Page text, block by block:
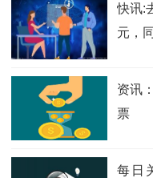
快讯:
元，
资讯
票
每日